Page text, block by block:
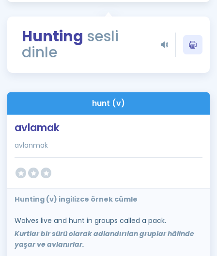
Rehberlik Aracı
ÖSYM Sınav Takvimi
İngilizce Gramer
Hunting sesli
dinle
hunt (v)
avlamak
avlanmak
Hunting (v) ingilizce örnek cümle
Wolves live and hunt in groups called a pack.
Kurtlar bir sürü olarak adlandırılan gruplar hâlinde
yaşar ve avlanırlar.